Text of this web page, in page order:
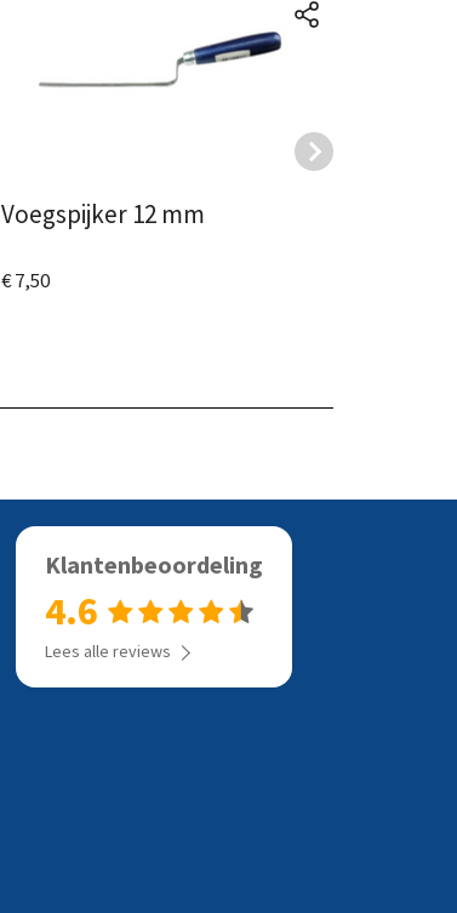
Voegspijker 12 mm
€ 7,50
Klantenbeoordeling
4.6
Lees alle reviews